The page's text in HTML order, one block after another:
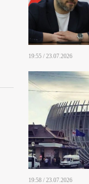
19:55 / 23.07.2026
19:58 / 23.07.2026